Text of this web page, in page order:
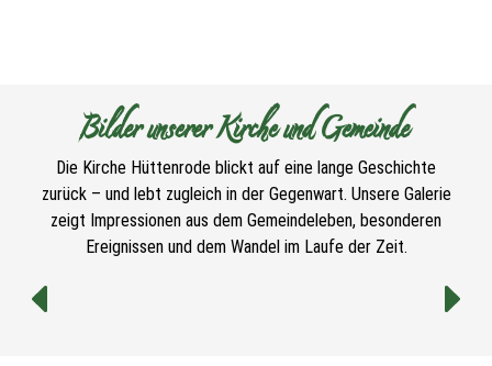
Bilder unserer Kirche und Gemeinde
Die Kirche Hüttenrode blickt auf eine lange Geschichte
zurück – und lebt zugleich in der Gegenwart. Unsere Galerie
zeigt Impressionen aus dem Gemeindeleben, besonderen
Ereignissen und dem Wandel im Laufe der Zeit.